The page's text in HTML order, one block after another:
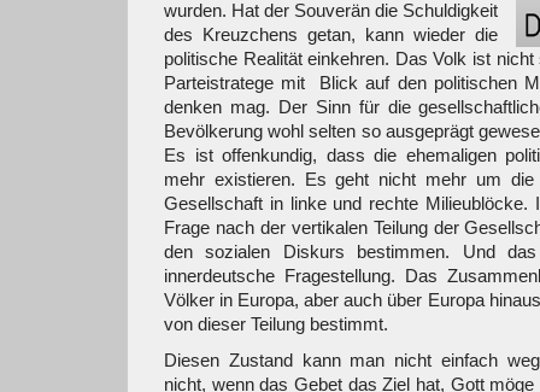
wurden. Hat der Souverän die Schuldigkeit
des Kreuzchens getan, kann wieder die
politische Realität einkehren. Das Volk ist
Parteistratege mit Blick auf den politischen
denken mag. Der Sinn für die
Bevölkerung wohl selten so ausgeprägt
Es ist offenkundig, dass die ehemaligen
mehr existieren. Es geht nicht mehr um die
Gesellschaft in linke und rechte Milieublöcke.
Frage nach der vertikalen Teilung der
den sozialen Diskurs bestimmen. Und
innerdeutsche Fragestellung. Das
Völker in Europa, aber auch über Europa
von dieser Teilung bestimmt.
Diesen Zustand kann man nicht einfach
nicht, wenn das Gebet das Ziel hat, Gott